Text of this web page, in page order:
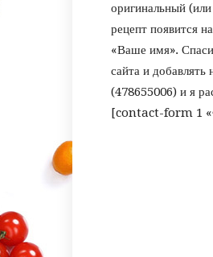
оригинальный
рецепт появится
«Ваше имя».
сайта и
(478655006) и я
[contact-form 1